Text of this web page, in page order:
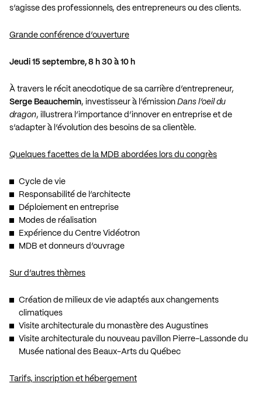
s’agisse des professionnels, des entrepreneurs ou des clients.
Grande conférence d’ouverture
Jeudi 15 septembre, 8 h 30 à 10 h
À travers le récit anecdotique de sa carrière d’entrepreneur,
Serge Beauchemin, investisseur à l’émission Dans l’oeil du
dragon, illustrera l’importance d’innover en entreprise et de
s’adapter à l’évolution des besoins de sa clientèle.
Quelques facettes de la MDB abordées lors du congrès
Cycle de vie
Responsabilité de l’architecte
Déploiement en entreprise
Modes de réalisation
Expérience du Centre Vidéotron
MDB et donneurs d’ouvrage
Sur d’autres thèmes
Création de milieux de vie adaptés aux changements
climatiques
Visite architecturale du monastère des Augustines
Visite architecturale du nouveau pavillon Pierre-Lassonde du
Musée national des Beaux-Arts du Québec
Tarifs, inscription et hébergement